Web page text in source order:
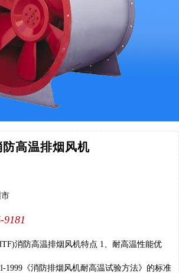
高温排烟风机
9181
消防高温排烟风机特点 1、耐高温性能优
1999《消防排烟风机耐高温试验方法》的标准